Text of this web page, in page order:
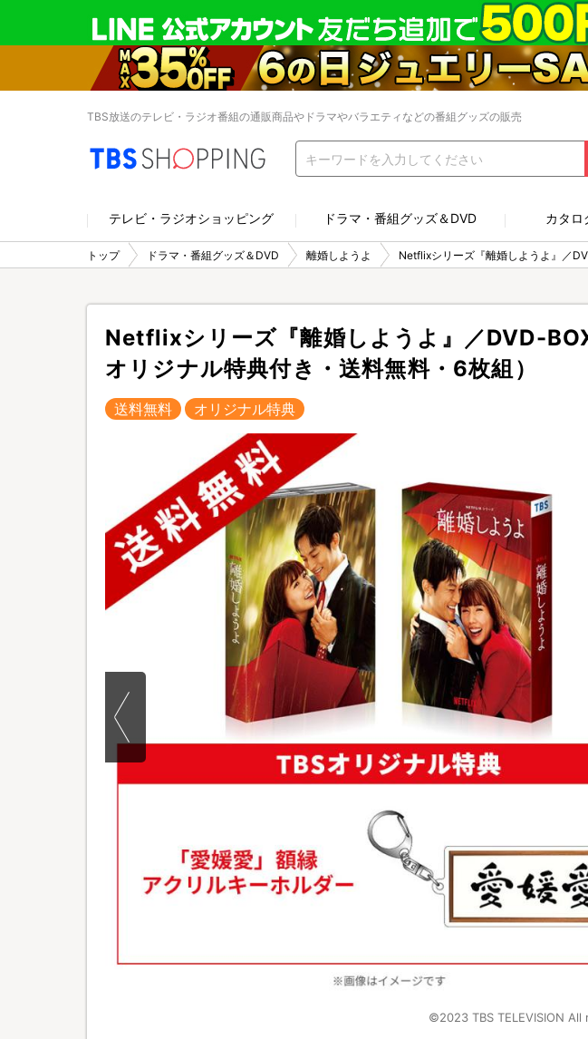
TBS放送のテレビ・ラジオ番組の通販商品やドラマやバラエティなどの番組グッズの販売
テレビ・ラジオショッピング ドラマ・番組グッズ＆DVD カタロ
トップ ドラマ・番組グッズ＆DVD 離婚しようよ Netflixシリーズ『離婚しようよ』／
Netflixシリーズ『離婚しようよ』／DVD-
オリジナル特典付き・送料無料・6枚組）
送料無料 オリジナル特典
©2023 TBS TELEVISION